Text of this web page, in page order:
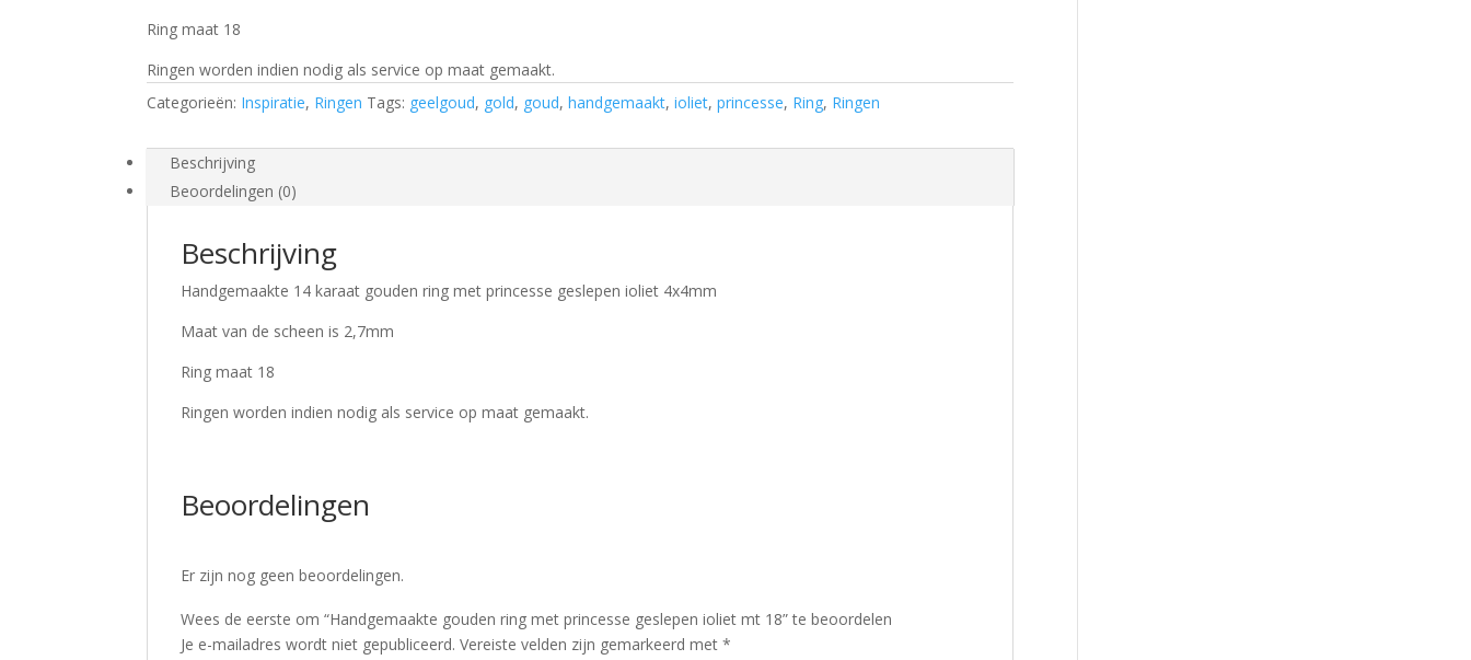
Ring maat 18
Ringen worden indien nodig als service op maat gemaakt.
Categorieën: Inspiratie, Ringen Tags: geelgoud, gold, goud,handgemaakt,ioliet,princesse, Ring, Ringen
Beschrijving
Beoordelingen (0)
Beschrijving
Handgemaakte 14 karaat gouden ring met princesse geslepen ioliet 4x4mm
Maat van de scheen is 2,7mm
Ring maat 18
Ringen worden indien nodig als service op maat gemaakt.
Beoordelingen
Er zijn nog geen beoordelingen.
Wees de eerste om “Handgemaakte gouden ring met princesse geslepen ioliet mt 18” te beoordelen
Je e-mailadres wordt niet gepubliceerd. Vereiste velden zijn gemarkeerd met*